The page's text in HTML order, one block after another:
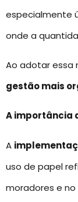
especialmente
onde a
Ao adotar essa
gestão mais
A importância
A
uso de papel
moradores e